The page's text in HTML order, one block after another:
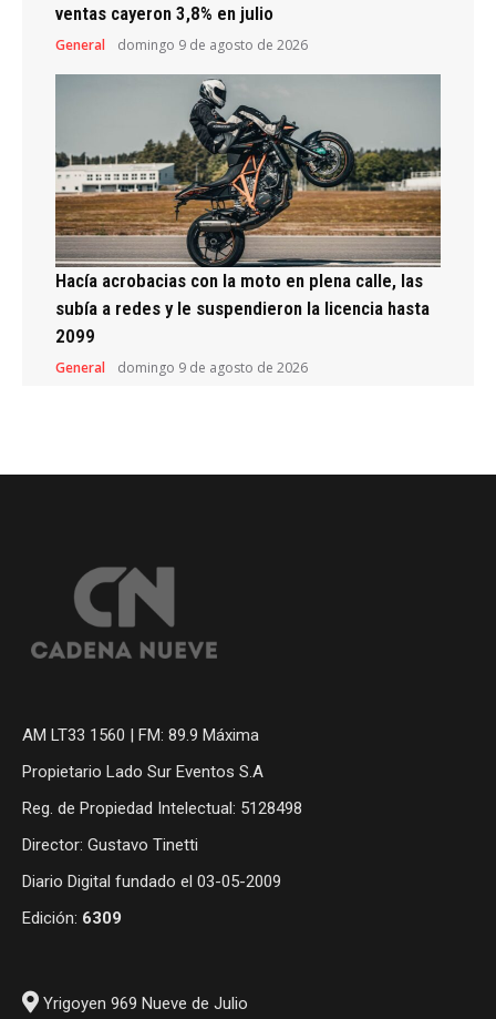
ventas cayeron 3,8% en julio
General domingo 9 de agosto de 2026
Hacía acrobacias con la moto en plena calle, las
subía a redes y le suspendieron la licencia hasta
2099
General domingo 9 de agosto de 2026
AM LT33 1560 | FM: 89.9 Máxima
Propietario Lado Sur Eventos S.A
Reg. de Propiedad Intelectual: 5128498
Director: Gustavo Tinetti
Diario Digital fundado el 03-05-2009
Edición: 6309
Yrigoyen 969 Nueve de Julio